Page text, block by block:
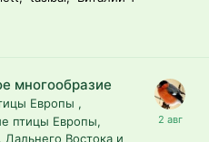
многообразие
Европы
птицы Европы
Востока и